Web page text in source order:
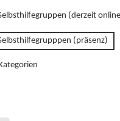
(derzeit
(präsenz)